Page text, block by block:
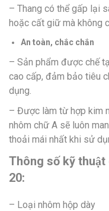
– Thang có thể gấp lại
hoặc cất giữ mà không
An toàn, chắc chắn
– Sản phẩm được chế
cao cấp, đảm bảo tiêu
dụng.
– Được làm từ hợp kim
nhôm chữ A sẽ luôn
thoải mái nhất khi sử
Thông số kỹ
20:
– Loại nhôm hộp dày